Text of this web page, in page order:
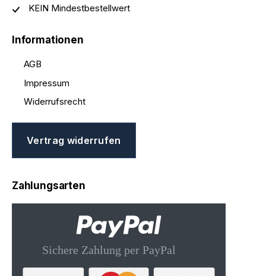
KEIN Mindestbestellwert
Informationen
AGB
Impressum
Widerrufsrecht
Vertrag widerrufen
Zahlungsarten